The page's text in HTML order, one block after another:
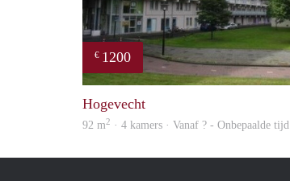
€ 1200
Hogevecht
92 m2 · 4 kamers · Vanaf ? - Onbepaalde tijd